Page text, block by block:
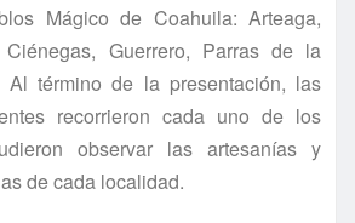
Mágico de Coahuila: Arteaga,
Guerrero, Parras de la
Al término de la presentación, las
recorrieron cada uno de los
observar las artesaní­as y
de cada localidad.